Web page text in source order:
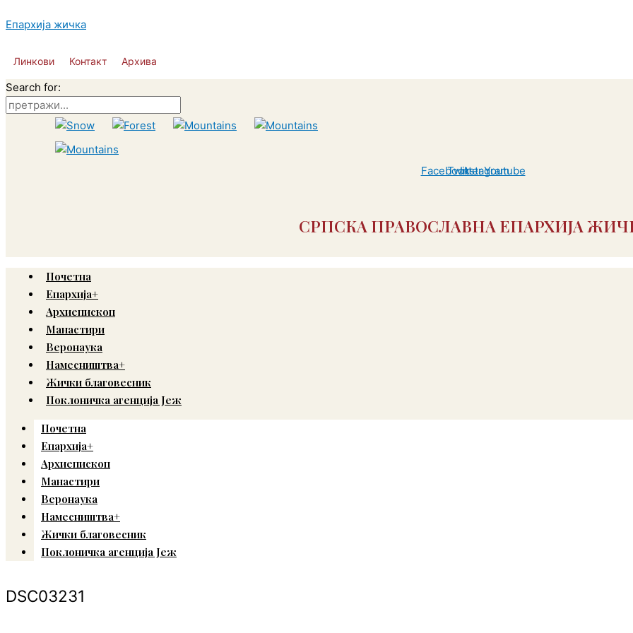
на
Епархија жичка
Линкови Контакт Архива
Search for:
Facebook
Twitter
Instagram
Youtube
СРПСКА ПРАВОСЛАВНА ЕПАРХИЈА
Почетна
Епархија+
Архиепископ
Манастири
Веронаука
Намесништва+
Жички благовесник
Поклоничка агенција Јеж
Почетна
Епархија+
Архиепископ
Манастири
Веронаука
Намесништва+
Жички благовесник
Поклоничка агенција Јеж
DSC03231